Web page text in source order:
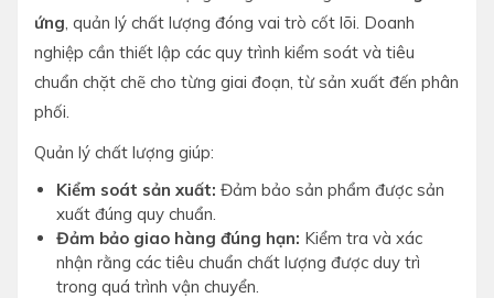
ứng, quản lý chất lượng đóng vai trò cốt lõi. Doanh
nghiệp cần thiết lập các quy trình kiểm soát và tiêu
chuẩn chặt chẽ cho từng giai đoạn, từ sản xuất đến phân
phối.
Quản lý chất lượng giúp:
Kiểm soát sản xuất: Đảm bảo sản phẩm được sản
xuất đúng quy chuẩn.
Đảm bảo giao hàng đúng hạn: Kiểm tra và xác
nhận rằng các tiêu chuẩn chất lượng được duy trì
trong quá trình vận chuyển.